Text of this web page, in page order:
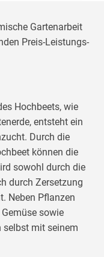
Gartenarbeit
Preis-Leistungs-
Hochbeets, wie
entsteht ein
Durch die
können die
sowohl durch die
durch Zersetzung
Neben Pflanzen
sowie
selbst mit seinem